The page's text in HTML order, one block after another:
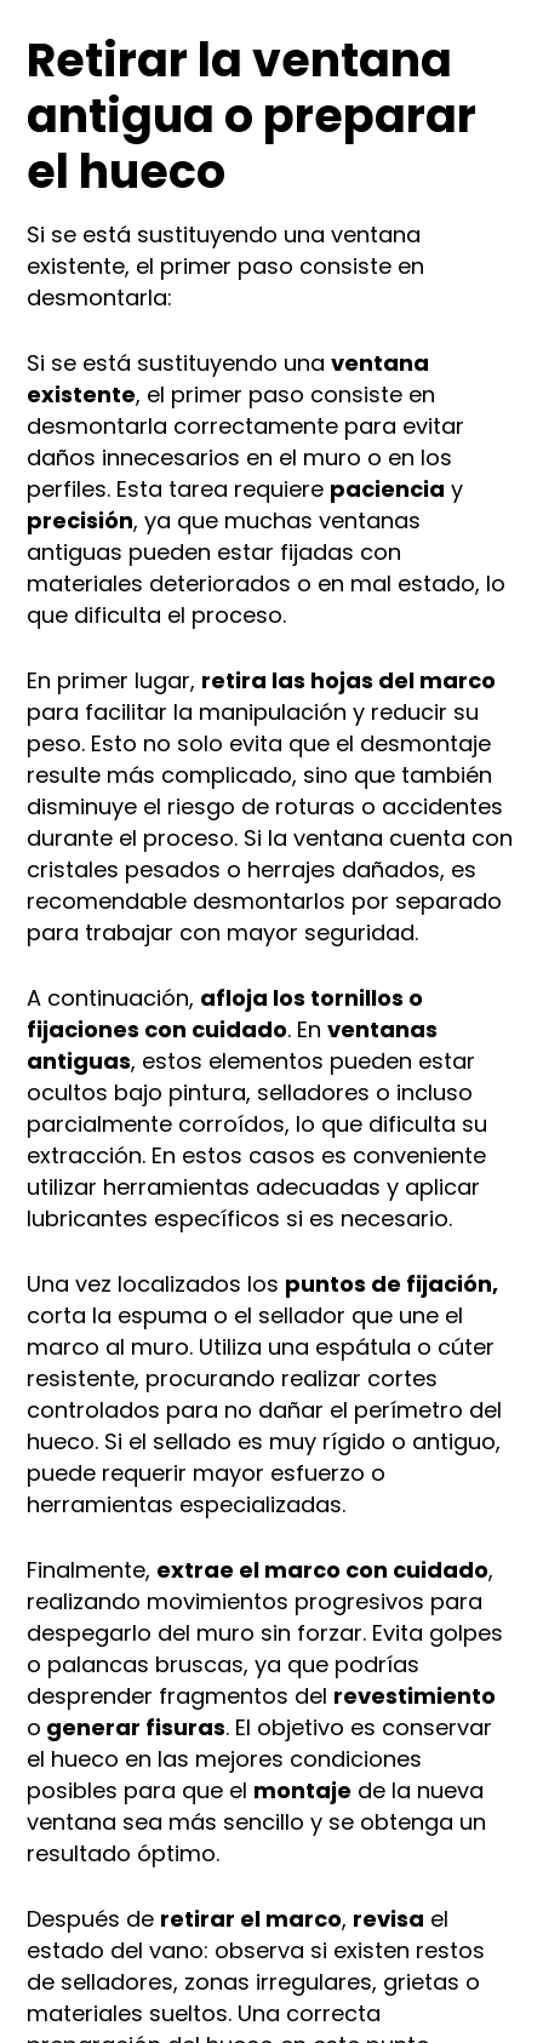
Retirar la ventana
antigua o preparar
el hueco
Si se está sustituyendo una ventana
existente, el primer paso consiste en
desmontarla:
Si se está sustituyendo unaventana
existente, el primer paso consiste en
desmontarla correctamente para evitar
daños innecesarios en el muro o en los
perfiles. Esta tarea requiere paciencia y
precisión, ya que muchas ventanas
antiguas pueden estar fijadas con
materiales deteriorados o en mal estado, lo
que dificulta el proceso.
En primer lugar, retira las hojas del marco
para facilitar la manipulación y reducir su
peso. Esto no solo evita que el desmontaje
resulte más complicado, sino que también
disminuye el riesgo de roturas o accidentes
durante el proceso. Si la ventana cuenta con
cristales pesados o herrajes dañados, es
recomendable desmontarlos por separado
para trabajar con mayor seguridad.
A continuación, afloja los tornillos o
fijaciones con cuidado. Enventanas
antiguas, estos elementos pueden estar
ocultos bajo pintura, selladores o incluso
parcialmente corroídos, lo que dificulta su
extracción. En estos casos es conveniente
utilizar herramientas adecuadas y aplicar
lubricantes específicos si es necesario.
Una vez localizados los puntos de fijación,
corta la espuma o el sellador que une el
marco al muro. Utiliza una espátula o cúter
resistente, procurando realizar cortes
controlados para no dañar el perímetro del
hueco. Si el sellado es muy rígido o antiguo,
puede requerir mayor esfuerzo o
herramientas especializadas.
Finalmente, extrae el marco con cuidado,
realizando movimientos progresivos para
despegarlo del muro sin forzar. Evita golpes
o palancas bruscas, ya que podrías
desprender fragmentos del revestimiento
o generar fisuras. El objetivo es conservar
el hueco en las mejores condiciones
posibles para que el montaje de la nueva
ventana sea más sencillo y se obtenga un
resultado óptimo.
Después de retirar el marco, revisa el
estado del vano: observa si existen restos
de selladores, zonas irregulares, grietas o
materiales sueltos. Una correcta